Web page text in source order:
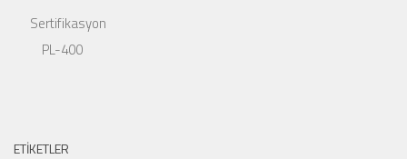
Sertifikasyon
PL-400
ETIKETLER